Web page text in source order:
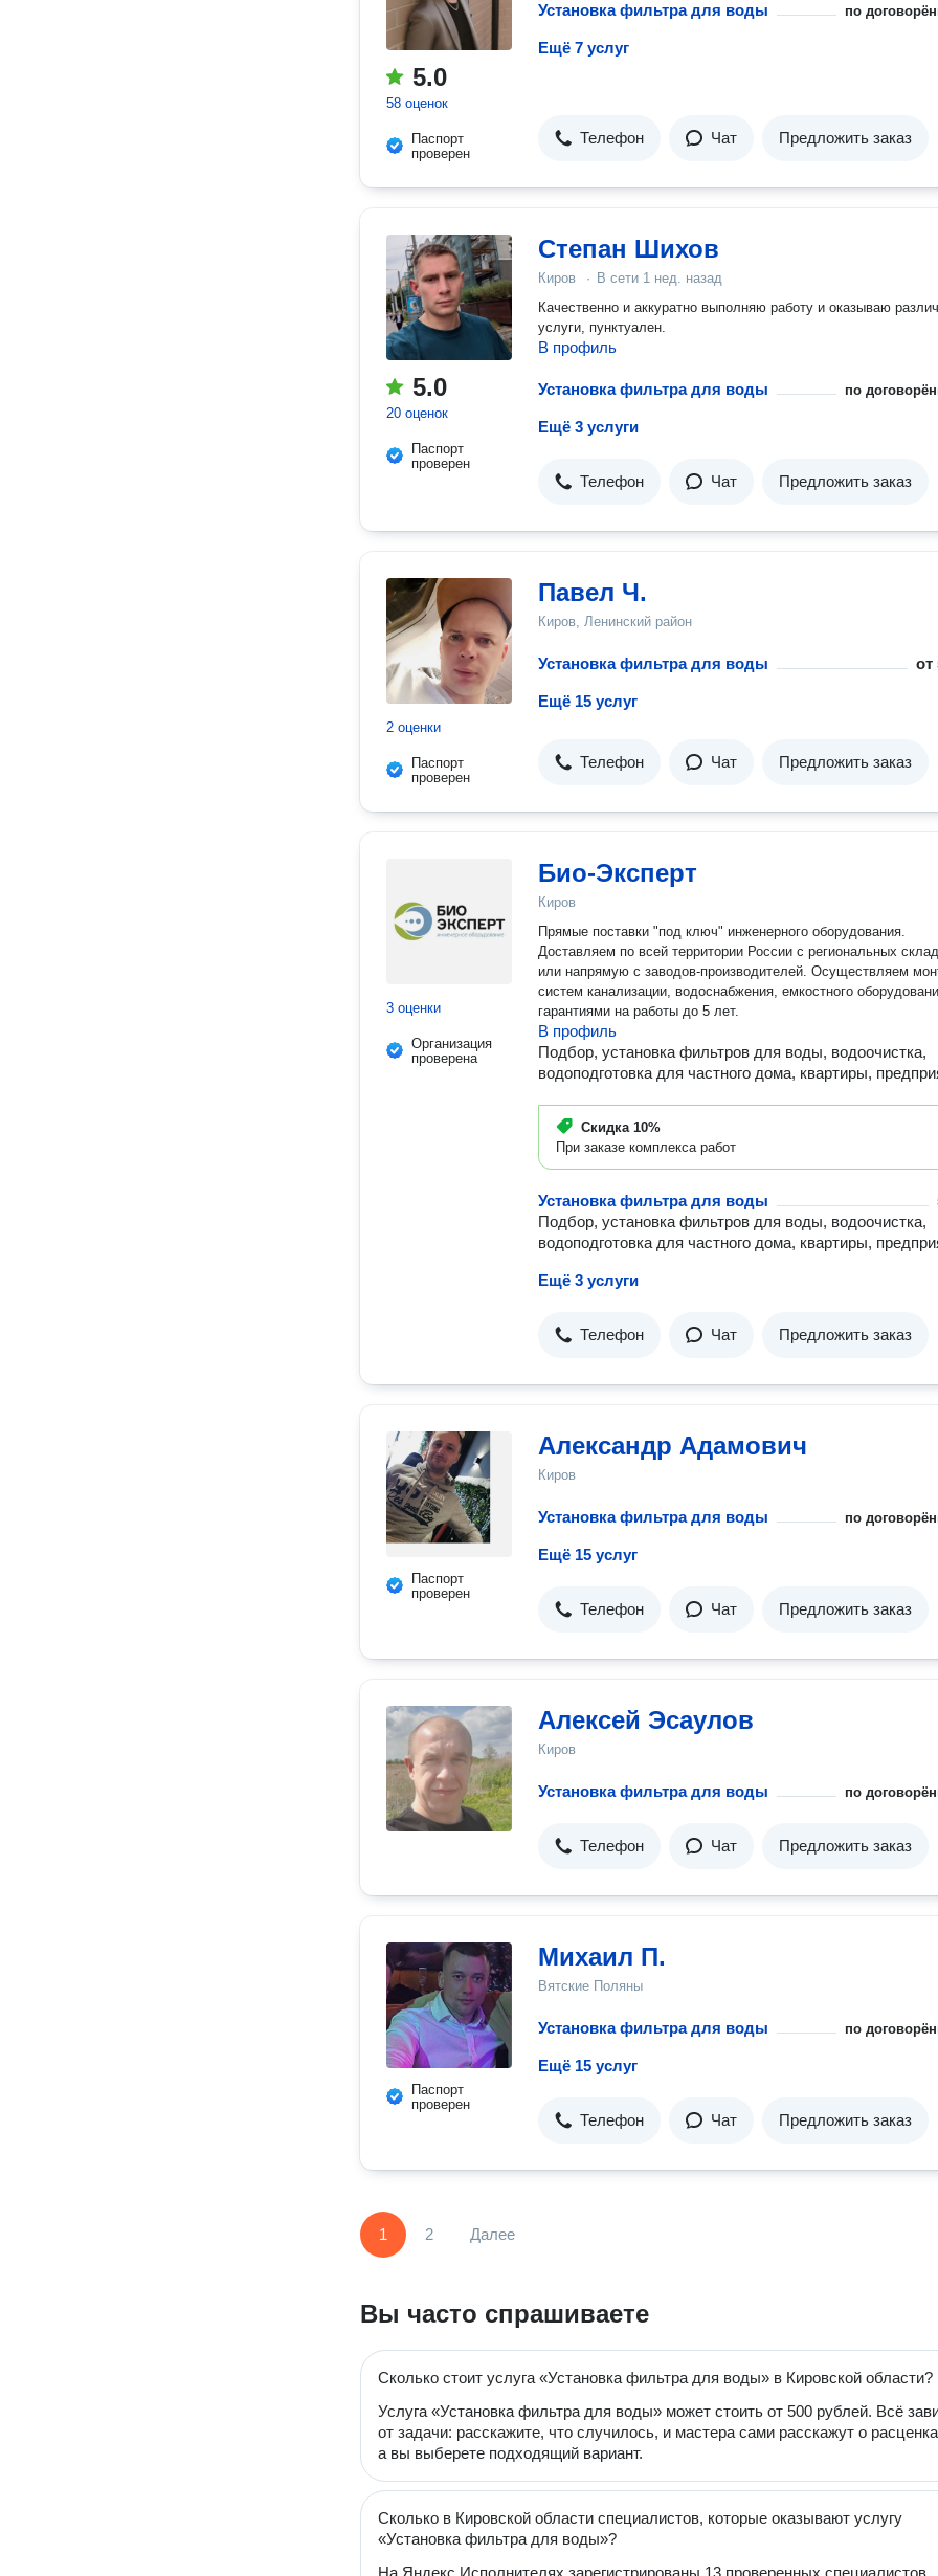
5.0
58 оценок
Паспорт
проверен
Установка фильтра для воды по
Ещё 7 услуг
Телефон Чат Предложить заказ
5.0
20 оценок
Паспорт
проверен
Степан Шихов
Киров · В сети 1 нед. назад
Качественно и аккуратно выполняю работу и оказываю
услуги, пунктуален.
В профиль
Установка фильтра для воды по
Ещё 3 услуги
Телефон Чат Предложить заказ
2 оценки
Паспорт
проверен
Павел Ч.
Киров, Ленинский район
Установка фильтра для воды от
Ещё 15 услуг
Телефон Чат Предложить заказ
3 оценки
Организация
проверена
Био-Эксперт
Киров
Прямые поставки "под ключ" инженерного оборудования.
Доставляем по всей территории России с региональных
или напрямую с заводов-производителей. Осуществляем монтаж
систем канализации, водоснабжения, емкостного
гарантиями на работы до 5 лет.
В профиль
Подбор, установка фильтров для воды, водоочистка,
водоподготовка для частного дома, квартиры,
Скидка 10%
При заказе комплекса работ
Установка фильтра для воды
Подбор, установка фильтров для воды, водоочистка,
водоподготовка для частного дома, квартиры,
Ещё 3 услуги
Телефон Чат Предложить заказ
Паспорт
проверен
Александр Адамович
Киров
Установка фильтра для воды по
Ещё 15 услуг
Телефон Чат Предложить заказ
Алексей Эсаулов
Киров
Установка фильтра для воды по
Телефон Чат Предложить заказ
Паспорт
проверен
Михаил П.
Вятские Поляны
Установка фильтра для воды по
Ещё 15 услуг
Телефон Чат Предложить заказ
1 2 Далее
Вы часто спрашиваете
Сколько стоит услуга «Установка фильтра для воды» в Кировской области?
Услуга «Установка фильтра для воды» может стоить от 500 рублей. Всё
от задачи: расскажите, что случилось, и мастера сами расскажут о
а вы выберете подходящий вариант.
Сколько в Кировской области специалистов, которые оказывают услугу
«Установка фильтра для воды»?
На Яндекс Исполнителях зарегистрированы 13 проверенных специалистов,